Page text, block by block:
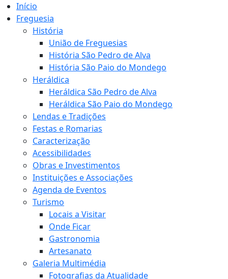
Início
Freguesia
História
União de Freguesias
História São Pedro de Alva
História São Paio do Mondego
Heráldica
Heráldica São Pedro de Alva
Heráldica São Paio do Mondego
Lendas e Tradições
Festas e Romarias
Caracterização
Acessibilidades
Obras e Investimentos
Instituições e Associações
Agenda de Eventos
Turismo
Locais a Visitar
Onde Ficar
Gastronomia
Artesanato
Galeria Multimédia
Fotografias da Atualidade